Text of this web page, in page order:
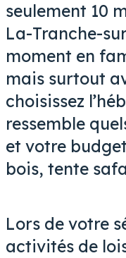
seulement 10
La-Tranche-
moment en
mais surtout
choisissez
ressemble
et votre
bois, tente
Lors de votre
activités de